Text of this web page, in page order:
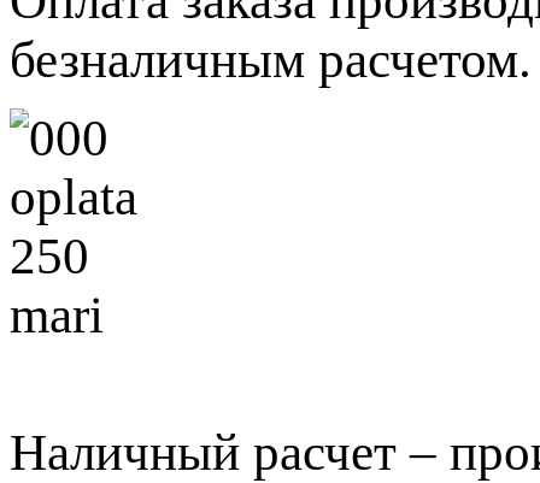
безналичным расчетом.
Наличный расчет –